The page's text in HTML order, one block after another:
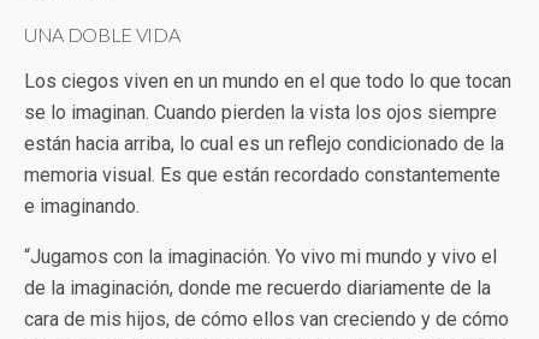
UNA DOBLE VIDA
Los ciegos viven en un mundo en el que todo lo que tocan
se lo imaginan. Cuando pierden la vista los ojos siempre
están hacia arriba, lo cual es un reflejo condicionado de la
memoria visual. Es que están recordado constantemente
e imaginando.
“Jugamos con la imaginación. Yo vivo mi mundo y vivo el
de la imaginación, donde me recuerdo diariamente de la
cara de mis hijos, de cómo ellos van creciendo y de cómo